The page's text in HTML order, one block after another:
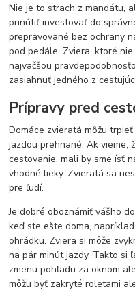
Nie je to strach z mandátu,
prinútiť investovať do
prepravované bez ochrany
pod pedále. Zviera, ktoré
najväčšou
zasiahnuť jedného z
Prípravy pred
Domáce zvieratá môžu
jazdou prehnané. Ak vieme,
cestovanie, mali by sme ísť
vhodné lieky. Zvieratá sa
pre ľudí.
Je dobré oboznámiť vášho
keď ste ešte doma,
ohrádku. Zviera si môže
na pár minút jazdy. Takto si
zmenu pohľadu za oknom
môžu byť zakryté roletami